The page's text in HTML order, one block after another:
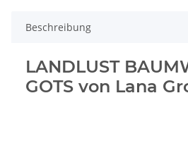
Beschreibung
LANDLUST
GOTS von Lana